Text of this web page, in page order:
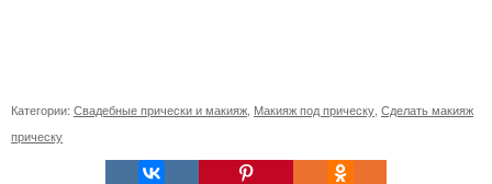
Категории: Свадебные прически и макияж Макияж под прическу Сделать макияж
прическу